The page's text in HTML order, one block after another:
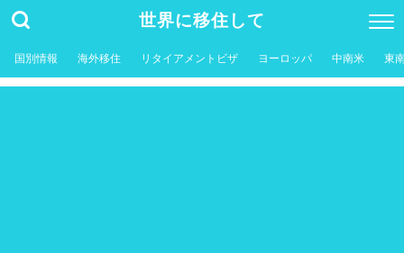
世界に移住して
国別情報 海外移住 リタイアメントビザ ヨーロッパ 中南米 東